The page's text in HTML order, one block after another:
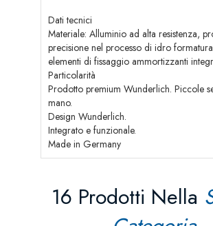
Dati tecnici
Materiale: Alluminio ad alta resistenza,
precisione nel processo di idro
elementi di fissaggio ammortizzanti
Particolarità
Prodotto premium Wunderlich. Piccole
mano.
Design Wunderlich.
Integrato e funzionale.
Made in Germany
16 Prodotti Nella